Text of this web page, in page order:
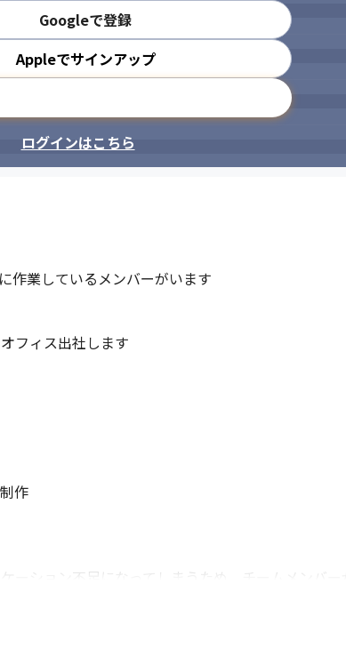
Googleで登録
Appleでサインアップ
ログインはこちら
作業しているメンバーがいます
フィス出社します
作
ーション不足になってしまうため、チームメンバ